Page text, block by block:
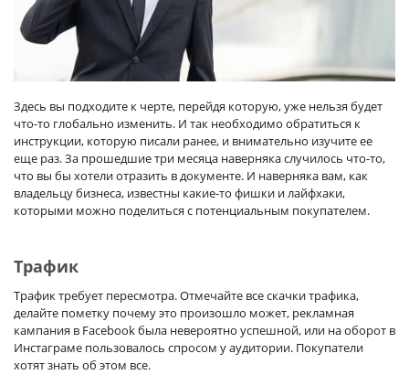
Здесь вы подходите к черте, перейдя которую, уже нельзя будет
что-то глобально изменить. И так необходимо обратиться к
инструкции, которую писали ранее, и внимательно изучите ее
еще раз. За прошедшие три месяца наверняка случилось что-то,
что вы бы хотели отразить в документе. И наверняка вам, как
владельцу бизнеса, известны какие-то фишки и лайфхаки,
которыми можно поделиться с потенциальным покупателем.
Трафик
Трафик требует пересмотра. Отмечайте все скачки трафика,
делайте пометку почему это произошло может, рекламная
кампания в Facebook была невероятно успешной, или на оборот в
Инстаграме пользовалось спросом у аудитории. Покупатели
хотят знать об этом все.